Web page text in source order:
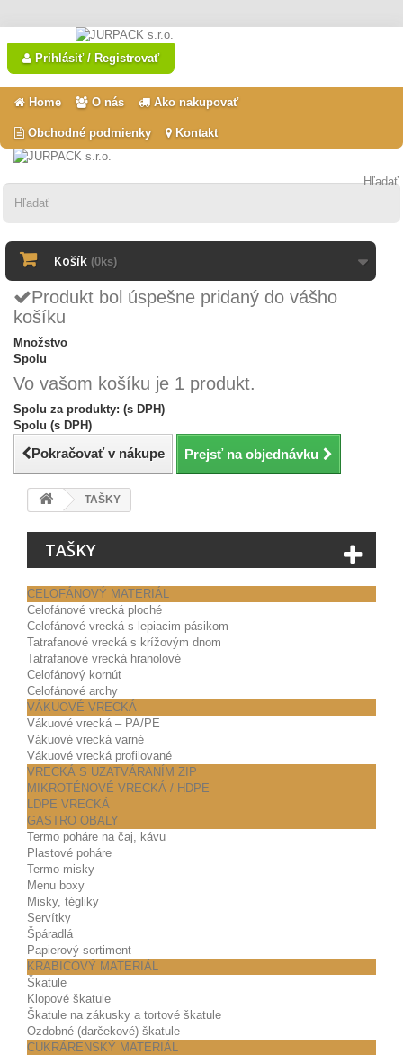
Prihlásiť / Registrovať
Home O nás Ako nakupovať
Obchodné podmienky Kontakt
Hľadať
Košík (0ks)
Produkt bol úspešne pridaný do vášho
košíku
Množstvo
Spolu
Vo vašom košíku je 1 produkt.
Spolu za produkty: (s DPH)
Spolu (s DPH)
Pokračovať v nákupe Prejsť na objednávku
TAŠKY
TAŠKY
CELOFÁNOVÝ MATERIÁL
Celofánové vrecká ploché
Celofánové vrecká s lepiacim pásikom
Tatrafanové vrecká s krížovým dnom
Tatrafanové vrecká hranolové
Celofánový kornút
Celofánové archy
VÁKUOVÉ VRECKÁ
Vákuové vrecká – PA/PE
Vákuové vrecká varné
Vákuové vrecká profilované
VRECKÁ S UZATVÁRANÍM ZIP
MIKROTÉNOVÉ VRECKÁ / HDPE
LDPE VRECKÁ
GASTRO OBALY
Termo poháre na čaj, kávu
Plastové poháre
Termo misky
Menu boxy
Misky, tégliky
Servítky
Špáradlá
Papierový sortiment
KRABICOVÝ MATERIÁL
Škatule
Klopové škatule
Škatule na zákusky a tortové škatule
Ozdobné (darčekové) škatule
CUKRÁRENSKÝ MATERIÁL